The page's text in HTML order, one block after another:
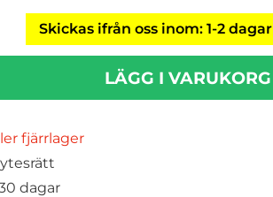
Skickas ifrån oss inom: 1-2 dagar
LÄGG I VARUKORG
fjärrlager
dagar